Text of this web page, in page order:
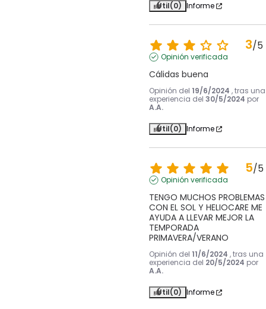
Útil(0) Informe
3/5
Opinión verificada
Cálidas buena
Opinión del 19/6/2024 , tras una
experiencia del 30/5/2024 por
A.A.
Útil(0) Informe
5/5
Opinión verificada
TENGO MUCHOS PROBLEMAS
CON EL SOL Y HELIOCARE ME
AYUDA A LLEVAR MEJOR LA
TEMPORADA
PRIMAVERA/VERANO
Opinión del 11/6/2024 , tras una
experiencia del 20/5/2024 por
A.A.
Útil(0) Informe